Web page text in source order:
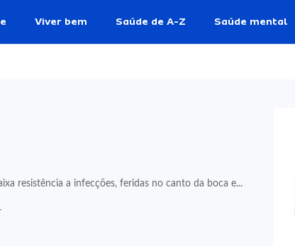
Viver bem Saúde de A-Z Saúde mental
resistência a infecções, feridas no canto da boca e...